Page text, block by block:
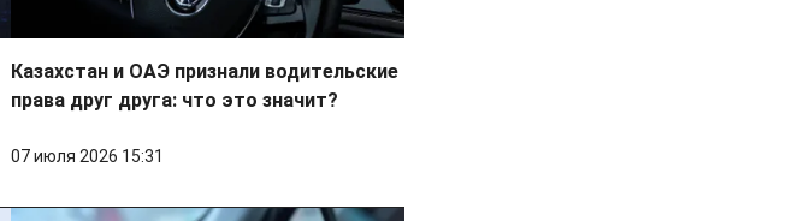
Казахстан и ОАЭ признали водительские
права друг друга: что это значит?
07 июля 2026 15:31